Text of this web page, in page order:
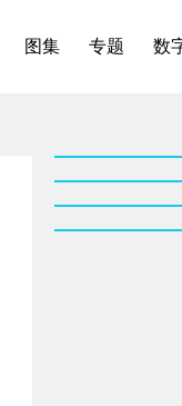
图集 专题 数